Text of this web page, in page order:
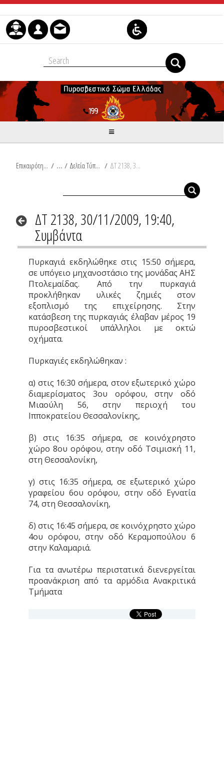
Μετάβαση στο περιεχόμενο
Επικαιρότητα / Δελτία Τύπου / ΔΤ 2138, 30/11/2009, 19:40, Συμβάντα
ΔΤ 2138, 30/11/2009, 19:40,
Συμβάντα
Πυρκαγιά εκδηλώθηκε στις 15:50 σήμερα,
σε υπόγειο μηχανοστάσιο της μονάδας ΑΗΣ
Πτολεμαίδας. Από την πυρκαγιά
προκλήθηκαν υλικές ζημιές στον
εξοπλισμό της επιχείρησης. Στην
κατάσβεση της πυρκαγιάς έλαβαν μέρος 19
πυροσβεστικοί υπάλληλοι με οκτώ
οχήματα.
Πυρκαγιές εκδηλώθηκαν :
α) στις 16:30 σήμερα, στον εξωτερικό χώρο
διαμερίσματος 3ου ορόφου, στην οδό
Μιαούλη 56, στην περιοχή του
Ιπποκρατείου Θεσσαλονίκης,
β) στις 16:35 σήμερα, σε κοινόχρηστο
χώρο 8ου ορόφου, στην οδό Τσιμισκή 11,
στη Θεσσαλονίκη,
γ) στις 16:35 σήμερα, σε εξωτερικό χώρο
γραφείου 6ου ορόφου, στην οδό Εγνατία
74, στη Θεσσαλονίκη,
δ) στις 16:45 σήμερα, σε κοινόχρηστο χώρο
4ου ορόφου, στην οδό Κεραμοπούλου 6
στην Καλαμαριά.
Για τα ανωτέρω περιστατικά διενεργείται
προανάκριση από τα αρμόδια Ανακριτικά
Τμήματα